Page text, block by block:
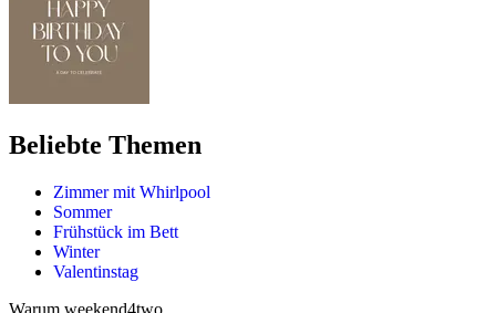
Beliebte Themen
Zimmer mit Whirlpool
Sommer
Frühstück im Bett
Winter
Valentinstag
Warum weekend4two